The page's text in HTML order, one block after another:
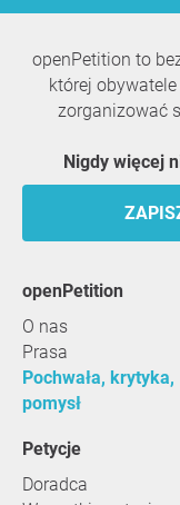
openPetition to
której
zorganizować
Nigdy więcej
openPetition
O nas
Prasa
Pochwała, krytyka,
pomysł
Petycje
Doradca